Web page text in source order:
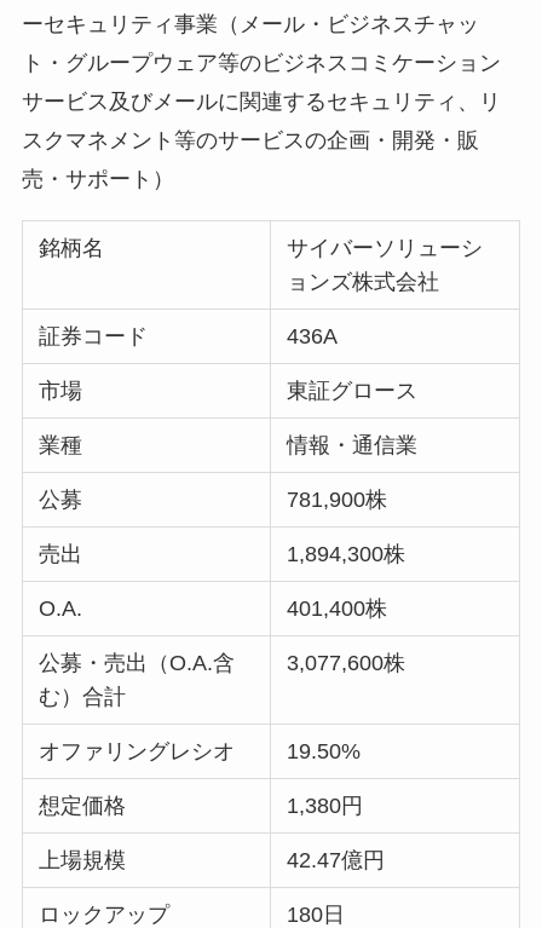
ーセキュリティ事業（メール・ビジネスチャッ
ト・グループウェア等のビジネスコミケーション
サービス及びメールに関連するセキュリティ、リ
スクマネメント等のサービスの企画・開発・販
売・サポート）
銘柄名
サイバーソリューシ
ョンズ株式会社
証券コード 436A
市場 東証グロース
業種 情報・通信業
公募 781,900株
売出 1,894,300株
O.A. 401,400株
公募・売出（O.A.含
む）合計
3,077,600株
オファリングレシオ 19.50%
想定価格 1,380円
上場規模 42.47億円
ロックアップ 180日